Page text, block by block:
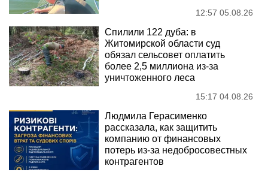
12:57 05.08.26
Спилили 122 дуба: в
Житомирской области суд
обязал сельсовет оплатить
более 2,5 миллиона из-за
уничтоженного леса
15:17 04.08.26
Людмила Герасименко
рассказала, как защитить
компанию от финансовых
потерь из-за недобросовестных
контрагентов